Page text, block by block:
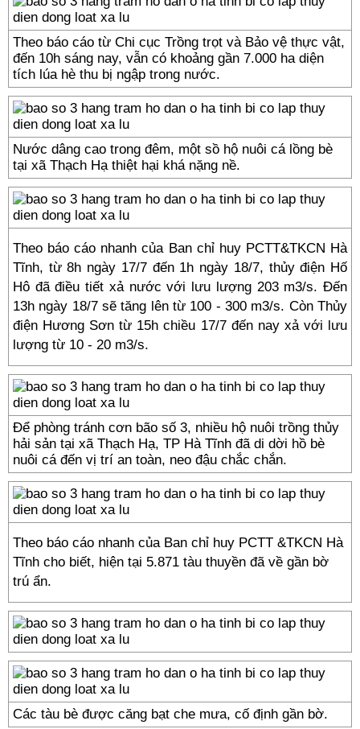
Theo báo cáo từ Chi cục Trồng trọt và Bảo vệ thực vật,
đến 10h sáng nay, vẫn có khoảng gần 7.000 ha diện
tích lúa hè thu bị ngập trong nước.
Nước dâng cao trong đêm, một sồ hộ nuôi cá lồng bè
tại xã Thạch Hạ thiệt hại khá nặng nề.
Theo báo cáo nhanh của Ban chỉ huy PCTT&TKCN Hà
Tĩnh, từ 8h ngày 17/7 đến 1h ngày 18/7, thủy điện Hố
Hô đã điều tiết xả nước với lưu lượng 203 m3/s. Đến
13h ngày 18/7 sẽ tăng lên từ 100 - 300 m3/s. Còn Thủy
điện Hương Sơn từ 15h chiều 17/7 đến nay xả với lưu
lượng từ 10 - 20 m3/s.
Để phòng tránh cơn bão số 3, nhiều hộ nuôi trồng thủy
hải sản tại xã Thạch Hạ, TP Hà Tĩnh đã di dời hồ bè
nuôi cá đến vị trí an toàn, neo đậu chắc chắn.
Theo báo cáo nhanh của Ban chỉ huy PCTT &TKCN Hà
Tĩnh cho biết, hiện tại 5.871 tàu thuyền đã về gần bờ
trú ẩn.
Các tàu bè được căng bạt che mưa, cố định gần bờ.